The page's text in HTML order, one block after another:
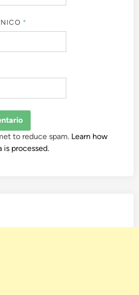
*
to reduce spam. Learn how
processed.